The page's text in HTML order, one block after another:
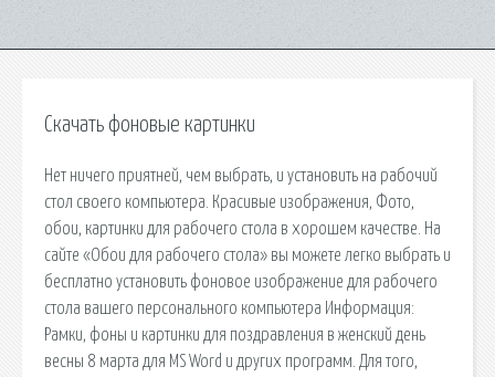
Скачать фоновые картинки
Нет ничего приятней, чем выбрать, и установить на рабочий
стол своего компьютера. Красивые изображения, Фото,
обои, картинки для рабочего стола в хорошем качестве. На
сайте «Обои для рабочего стола» вы можете легко выбрать и
бесплатно установить фоновое изображение для рабочего
стола вашего персонального компьютера Информация:
Рамки, фоны и картинки для поздравления в женский день
весны 8 марта для MS Word и других программ. Для того,